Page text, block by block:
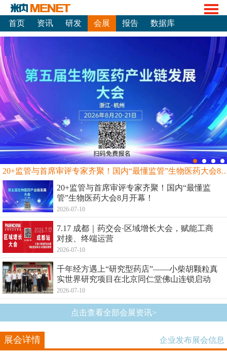
首页 资讯 研发 会展 报告 数据库
20+监管与首席审评专家齐聚！国内“最
20+监管与首席审评专家齐聚！国内“最懂监
管”生物医药大会8月开幕！
2026-07-10
7.17 成都｜药交会·区域增长大会，赋能工商
对接、终端运营
2026-07-10
千年经方遇上“研究型药店”——小柴胡颗粒真
实世界研究项目在北京同仁堂佛山连锁启动
2026-07-10
点击查看全部会展资讯>
展会详情 企业发布展会信息